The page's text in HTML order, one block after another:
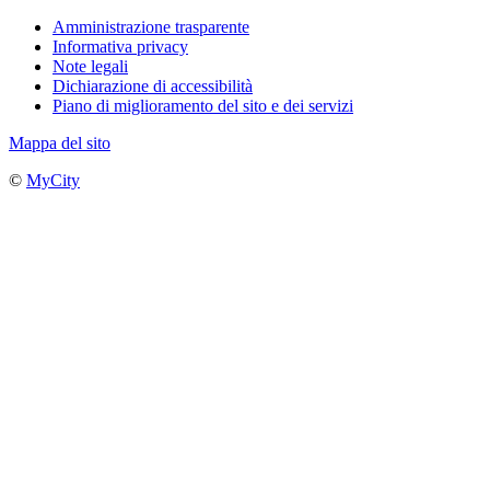
Amministrazione trasparente
Informativa privacy
Note legali
Dichiarazione di accessibilità
Piano di miglioramento del sito e dei servizi
Mappa del sito
© MyCity